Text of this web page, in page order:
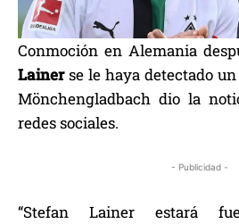
Conmoción en Alemania
Lainerse le haya detectado
Mönchengladbach dio la
redes sociales.
- Publicidad -
“Stefan Lainer estará